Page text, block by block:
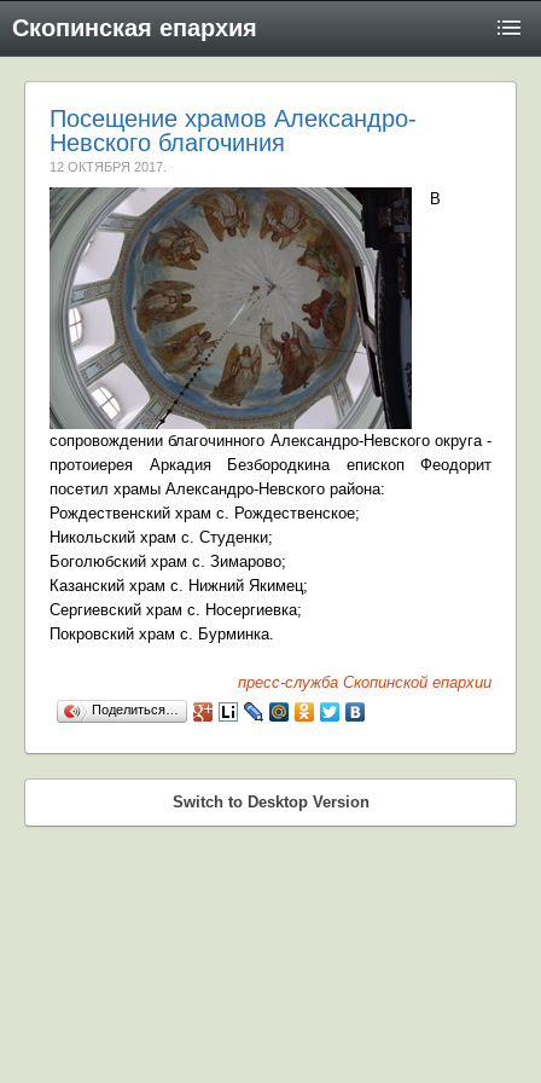
Скопинская епархия
Посещение храмов Александро-
Невского благочиния
12 ОКТЯБРЯ 2017
В
сопровождении благочинного Александро-Невского округа -
протоиерея Аркадия Безбородкина епископ Феодорит
посетил храмы Александро-Невского района:
Рождественский храм с. Рождественское;
Никольский храм с. Студенки;
Боголюбский храм с. Зимарово;
Казанский храм с. Нижний Якимец;
Сергиевский храм с. Носергиевка;
Покровский храм с. Бурминка.
пресс-служба Скопинской епархии
Поделиться…
Switch to Desktop Version